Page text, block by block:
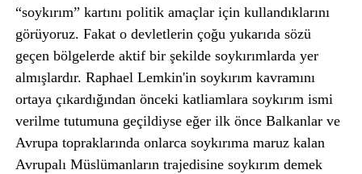
“soykırım” kartını politik amaçlar için kullandıklarını
görüyoruz. Fakat o devletlerin çoğu yukarıda sözü
geçen bölgelerde aktif bir şekilde soykırımlarda yer
almışlardır. Raphael Lemkin'in soykırım kavramını
ortaya çıkardığından önceki katliamlara soykırım ismi
verilme tutumuna geçildiyse eğer ilk önce Balkanlar ve
Avrupa topraklarında onlarca soykırıma maruz kalan
Avrupalı Müslümanların trajedisine soykırım demek